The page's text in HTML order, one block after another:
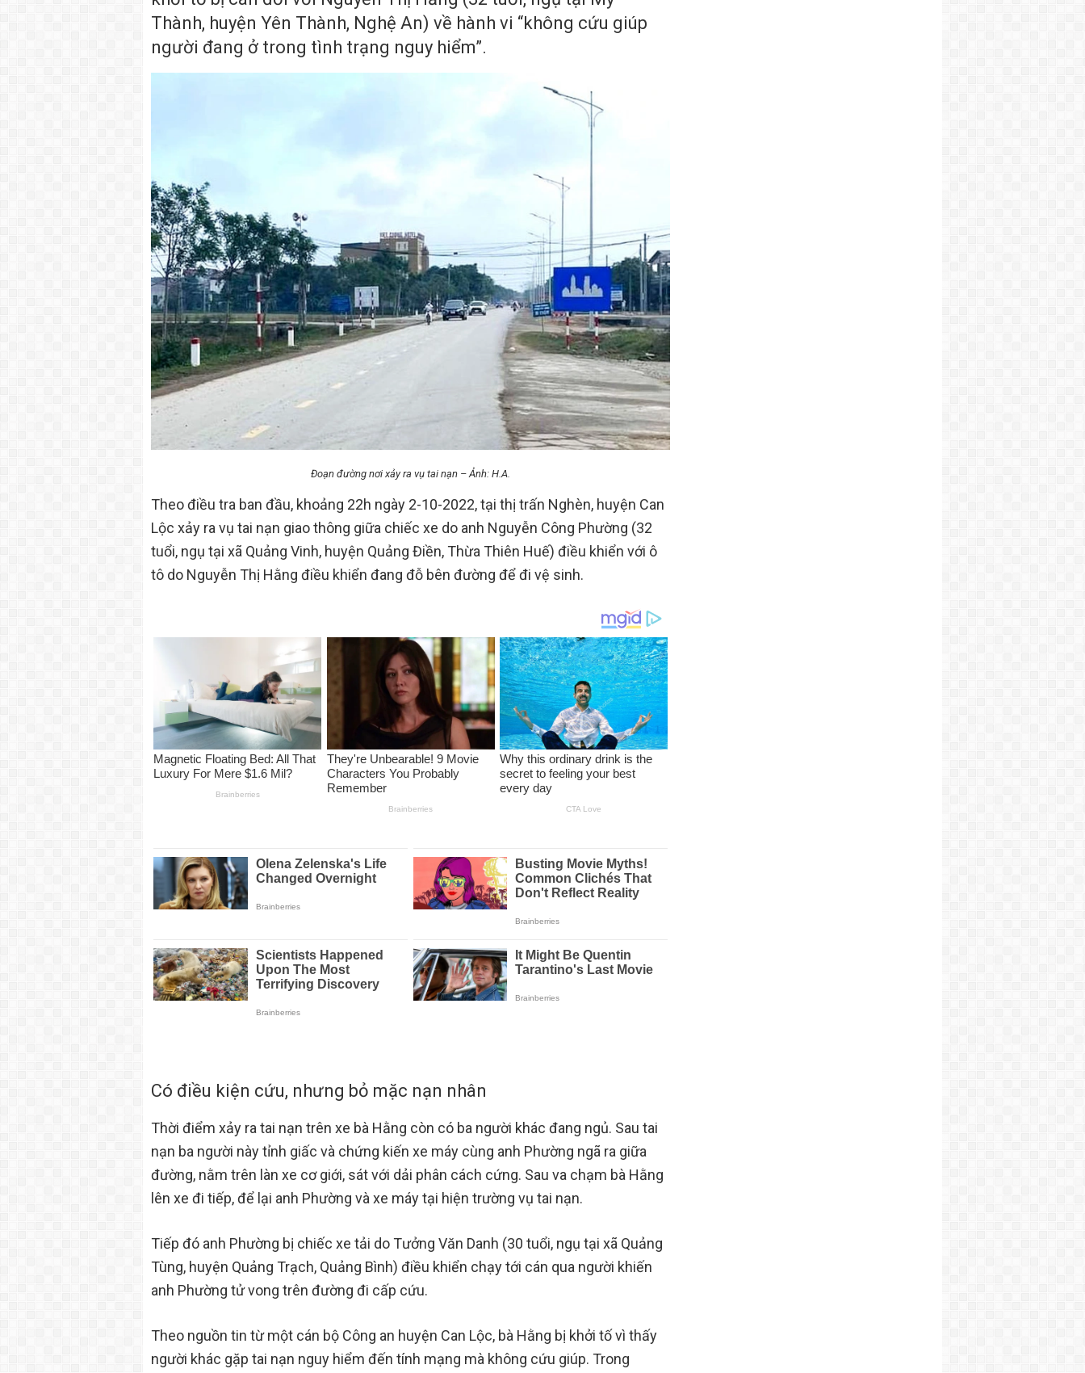
Thành, huyện Yên Thành, Nghệ An) về hành vi “không cứu giúp
người đang ở trong tình trạng nguy hiểm”.
Đoạn đường nơi xảy ra vụ tai nạn – Ảnh: H.A.
Theo điều tra ban đầu, khoảng 22h ngày 2-10-2022, tại thị trấn Nghèn, huyện Can
Lộc xảy ra vụ tai nạn giao thông giữa chiếc xe do anh Nguyễn Công Phường (32
tuổi, ngụ tại xã Quảng Vinh, huyện Quảng Điền, Thừa Thiên Huế) điều khiển với ô
tô do Nguyễn Thị Hằng điều khiển đang đỗ bên đường để đi vệ sinh.
Có điều kiện cứu, nhưng bỏ mặc nạn nhân
Thời điểm xảy ra tai nạn trên xe bà Hằng còn có ba người khác đang ngủ. Sau tai
nạn ba người này tỉnh giấc và chứng kiến xe máy cùng anh Phường ngã ra giữa
đường, nằm trên làn xe cơ giới, sát với dải phân cách cứng. Sau va chạm bà Hằng
lên xe đi tiếp, để lại anh Phường và xe máy tại hiện trường vụ tai nạn.
Tiếp đó anh Phường bị chiếc xe tải do Tưởng Văn Danh (30 tuổi, ngụ tại xã Quảng
Tùng, huyện Quảng Trạch, Quảng Bình) điều khiển chạy tới cán qua người khiến
anh Phường tử vong trên đường đi cấp cứu.
Theo nguồn tin từ một cán bộ Công an huyện Can Lộc, bà Hằng bị khởi tố vì thấy
người khác gặp tai nạn nguy hiểm đến tính mạng mà không cứu giúp. Trong